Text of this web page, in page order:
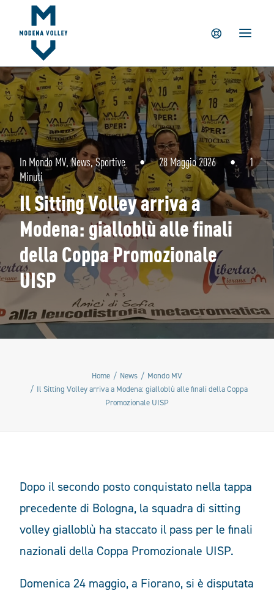
IL CLUB
NEWS
TICKETING
SUMMER CAMP
MV PARTNERS
PALAPANINI
GIOVANILI
ACADEMY
STORE
InMondo MV,News,Sportive • 28 Maggio 2026 •
1
Minuti
Il Sitting Volley arriva a
Modena: gialloblù alle finali
della Coppa Promozionale
UISP
Home News
Mondo MV
Il Sitting Volley arriva a Modena: gialloblù alle finali della Coppa
Promozionale UISP
Dopo il secondo posto conquistato nella tappa
precedente di Bologna, la squadra di sitting
volley gialloblù ha staccato il pass per le finali
nazionali della Coppa Promozionale UISP.
Domenica 24 maggio, a Fiorano, si è disputata